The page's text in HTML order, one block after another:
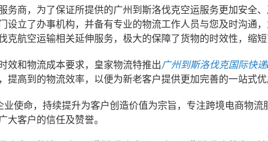
务商，为了保证所提供的广州到斯洛伐克空运服务更加安全
设立了办事机构，并备有专业的物流工作人员与您及时沟通
克航空运输相关延伸服务，极大的保障了货物的时效性，缩
效和物流成本要求，皇家物流特推出广州到斯洛伐克国际快递
高到的物流效率，以便为新老客户提供更加完善的一站式优
使命，持续提升为客户创造价值为宗旨，专注跨境电商物
大客户的信任及赞誉。